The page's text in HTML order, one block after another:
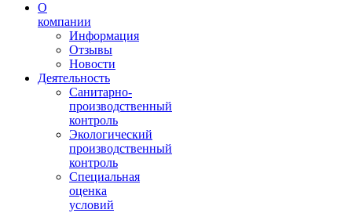
О
компании
Информация
Отзывы
Новости
Деятельность
Санитарно-
производственный
контроль
Экологический
производственный
контроль
Специальная
оценка
условий